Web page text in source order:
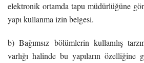
elektronik ortamda tapu müdürlüğüne
yapı kullanma izin belgesi.
b) Bağımsız bölümlerin kullanılış
varlığı halinde bu yapıların özelliğine